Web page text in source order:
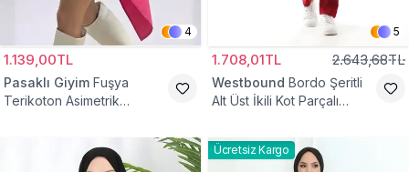
4
1.139,00TL
Pasaklı Giyim Fuşya
Terikoton Asimetrik
5
1.708,01TL 2.643,68TL
Westbound Bordo Şeritli
Alt Üst İkili Kot Parçalı
Ücretsiz Kargo